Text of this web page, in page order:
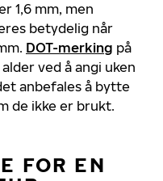
1,6 mm, men
betydelig når
DOT-merking på
ved å angi uken
anbefales å bytte
de ikke er brukt.
FOR EN